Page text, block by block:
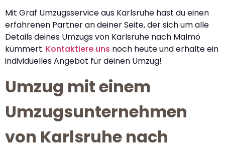
Mit Graf Umzugsservice aus Karlsruhe hast du einen
erfahrenen Partner an deiner Seite, der sich um alle
Details deines Umzugs von Karlsruhe nach Malmö
kümmert. Kontaktiere uns noch heute und erhalte ein
individuelles Angebot für deinen Umzug!
Umzug mit einem
Umzugsunternehmen
von Karlsruhe nach